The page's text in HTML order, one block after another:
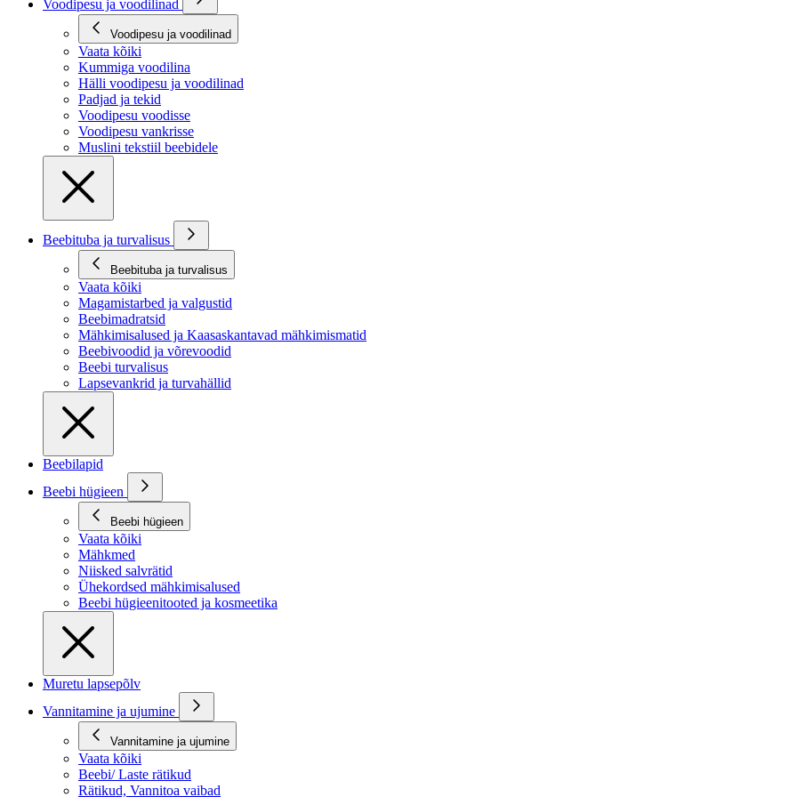
Voodipesu ja voodilinad
Voodipesu ja voodilinad
Vaata kõiki
Kummiga voodilina
Hälli voodipesu ja voodilinad
Padjad ja tekid
Voodipesu voodisse
Voodipesu vankrisse
Muslini tekstiil beebidele
Beebituba ja turvalisus
Beebituba ja turvalisus
Vaata kõiki
Magamistarbed ja valgustid
Beebimadratsid
Mähkimisalused ja Kaasaskantavad mähkimismatid
Beebivoodid ja võrevoodid
Beebi turvalisus
Lapsevankrid ja turvahällid
Beebilapid
Beebi hügieen
Beebi hügieen
Vaata kõiki
Mähkmed
Niisked salvrätid
Ühekordsed mähkimisalused
Beebi hügieenitooted ja kosmeetika
Muretu lapsepõlv
Vannitamine ja ujumine
Vannitamine ja ujumine
Vaata kõiki
Beebi/ Laste rätikud
Rätikud, Vannitoa vaibad